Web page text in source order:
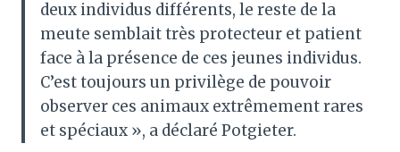
deux individus différents, le reste de la
meute semblait très protecteur et patient
face à la présence de ces jeunes individus.
C’est toujours un privilège de pouvoir
observer ces animaux extrêmement rares
et spéciaux », a déclaré Potgieter.